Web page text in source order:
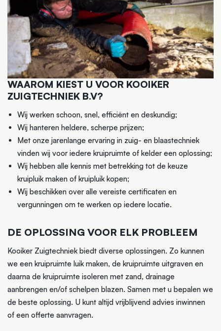
WAAROM KIEST U VOOR KOOIKER
ZUIGTECHNIEK B.V?
Wij werken schoon, snel, efficiënt en deskundig;
Wij hanteren heldere, scherpe prijzen;
Met onze jarenlange ervaring in zuig- en blaastechniek
vinden wij voor iedere kruipruimte of kelder een oplossing;
Wij hebben alle kennis met betrekking tot de keuze
kruipluik maken of kruipluik kopen;
Wij beschikken over alle vereiste certificaten en
vergunningen om te werken op iedere locatie.
DE OPLOSSING VOOR ELK PROBLEEM
Kooiker Zuigtechniek biedt diverse oplossingen. Zo kunnen
we een kruipruimte luik maken, de kruipruimte uitgraven en
daarna de kruipruimte isoleren met zand, drainage
aanbrengen en/of schelpen blazen. Samen met u bepalen we
de beste oplossing. U kunt altijd vrijblijvend advies inwinnen
of een offerte aanvragen.